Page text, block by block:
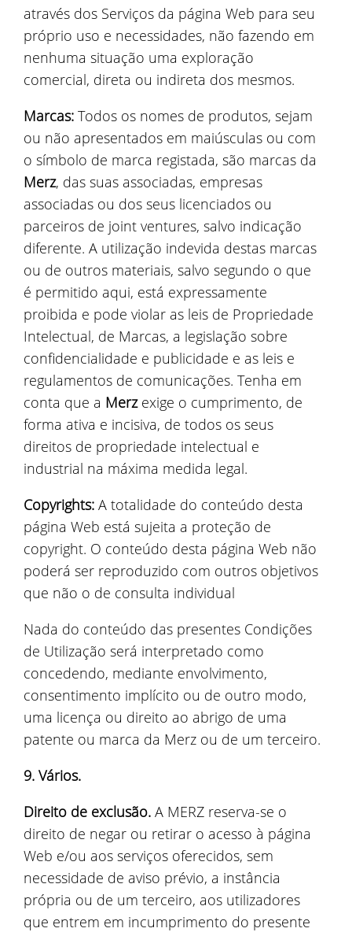
através dos Serviços da página Web para seu
próprio uso e necessidades, não fazendo em
nenhuma situação uma exploração
comercial, direta ou indireta dos mesmos.
Marcas: Todos os nomes de produtos, sejam
ou não apresentados em maiúsculas ou com
o símbolo de marca registada, são marcas da
Merz, das suas associadas, empresas
associadas ou dos seus licenciados ou
parceiros de joint ventures, salvo indicação
diferente. A utilização indevida destas marcas
ou de outros materiais, salvo segundo o que
é permitido aqui, está expressamente
proibida e pode violar as leis de Propriedade
Intelectual, de Marcas, a legislação sobre
confidencialidade e publicidade e as leis e
regulamentos de comunicações. Tenha em
conta que a Merzexige o cumprimento, de
forma ativa e incisiva, de todos os seus
direitos de propriedade intelectual e
industrial na máxima medida legal.
Copyrights: A totalidade do conteúdo desta
página Web está sujeita a proteção de
copyright. O conteúdo desta página Web não
poderá ser reproduzido com outros objetivos
que não o de consulta individual
Nada do conteúdo das presentes Condições
de Utilização será interpretado como
concedendo, mediante envolvimento,
consentimento implícito ou de outro modo,
uma licença ou direito ao abrigo de uma
patente ou marca da Merz ou de um terceiro.
9. Vários.
Direito de exclusão. A MERZ reserva-se o
direito de negar ou retirar o acesso à página
Web e/ou aos serviços oferecidos, sem
necessidade de aviso prévio, a instância
própria ou de um terceiro, aos utilizadores
que entrem em incumprimento do presente